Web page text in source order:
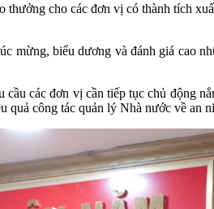
cho các đơn vị có thành tích
biểu dương và đánh giá cao
các đơn vị cần tiếp tục chủ động
quả công tác quản lý Nhà nước về an